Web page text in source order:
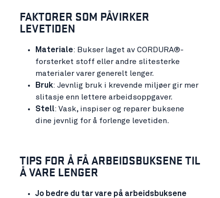
FAKTORER SOM PÅVIRKER
LEVETIDEN
Materiale: Bukser laget av CORDURA®-
forsterket stoff eller andre slitesterke
materialer varer generelt lenger.
Bruk: Jevnlig bruk i krevende miljøer gir mer
slitasje enn lettere arbeidsoppgaver.
Stell: Vask, inspiser og reparer buksene
dine jevnlig for å forlenge levetiden.
TIPS FOR Å FÅ ARBEIDSBUKSENE TIL
Å VARE LENGER
Jo bedre du tar vare på arbeidsbuksene